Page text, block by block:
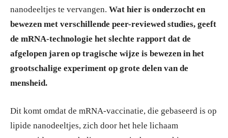
nanodeeltjes te vervangen. Wat hier is onderzocht en
bewezen met verschillende peer-reviewed studies, geeft
de mRNA-technologie het slechte rapport dat de
afgelopen jaren op tragische wijze is bewezen in het
grootschalige experiment op grote delen van de
mensheid.
Dit komt omdat de mRNA-vaccinatie, die gebaseerd is op
lipide nanodeeltjes, zich door het hele lichaam